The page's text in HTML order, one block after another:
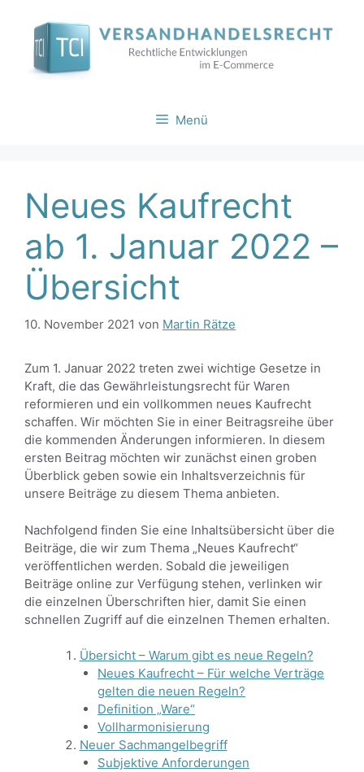
springen
Menü
Neues Kaufrecht
ab 1. Januar 2022 –
Übersicht
10. November 2021 von Martin Rätze
Zum 1. Januar 2022 treten zwei wichtige Gesetze in
Kraft, die das Gewährleistungsrecht für Waren
reformieren und ein vollkommen neues Kaufrecht
schaffen. Wir möchten Sie in einer Beitragsreihe über
die kommenden Änderungen informieren. In diesem
ersten Beitrag möchten wir zunächst einen groben
Überblick geben sowie ein Inhaltsverzeichnis für
unsere Beiträge zu diesem Thema anbieten.
Nachfolgend finden Sie eine Inhaltsübersicht über die
Beiträge, die wir zum Thema „Neues Kaufrecht“
veröffentlichen werden. Sobald die jeweiligen
Beiträge online zur Verfügung stehen, verlinken wir
die einzelnen Überschriften hier, damit Sie einen
schnellen Zugriff auf die einzelnen Themen erhalten.
Übersicht – Warum gibt es neue Regeln?
Neues Kaufrecht – Für welche Verträge
gelten die neuen Regeln?
Definition „Ware“
Vollharmonisierung
Neuer Sachmangelbegriff
Subjektive Anforderungen